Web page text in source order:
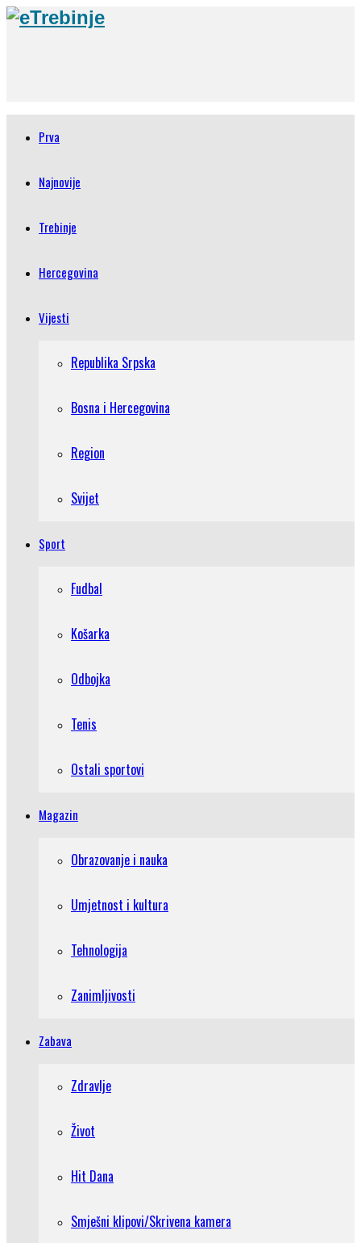
Prva
Najnovije
Trebinje
Hercegovina
Vijesti
Republika Srpska
Bosna i Hercegovina
Region
Svijet
Sport
Fudbal
Košarka
Odbojka
Tenis
Ostali sportovi
Magazin
Obrazovanje i nauka
Umjetnost i kultura
Tehnologija
Zanimljivosti
Zabava
Zdravlje
Život
Hit Dana
Smješni klipovi/Skrivena kamera